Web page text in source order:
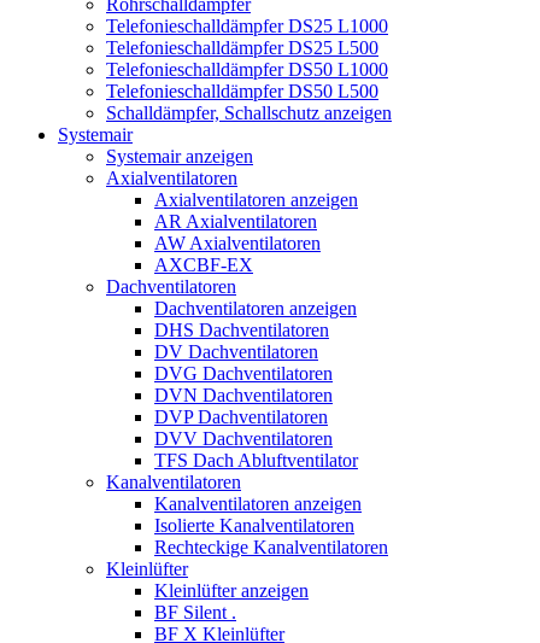
Rohrschalldämpfer
Telefonieschalldämpfer DS25 L1000
Telefonieschalldämpfer DS25 L500
Telefonieschalldämpfer DS50 L1000
Telefonieschalldämpfer DS50 L500
Schalldämpfer, Schallschutz anzeigen
Systemair
Systemair anzeigen
Axialventilatoren
Axialventilatoren anzeigen
AR Axialventilatoren
AW Axialventilatoren
AXCBF-EX
Dachventilatoren
Dachventilatoren anzeigen
DHS Dachventilatoren
DV Dachventilatoren
DVG Dachventilatoren
DVN Dachventilatoren
DVP Dachventilatoren
DVV Dachventilatoren
TFS Dach Abluftventilator
Kanalventilatoren
Kanalventilatoren anzeigen
Isolierte Kanalventilatoren
Rechteckige Kanalventilatoren
Kleinlüfter
Kleinlüfter anzeigen
BF Silent .
BF X Kleinlüfter